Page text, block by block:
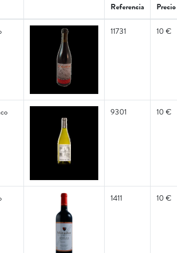
Referencia Precio
11731 10 €
9301 10 €
1411 10 €